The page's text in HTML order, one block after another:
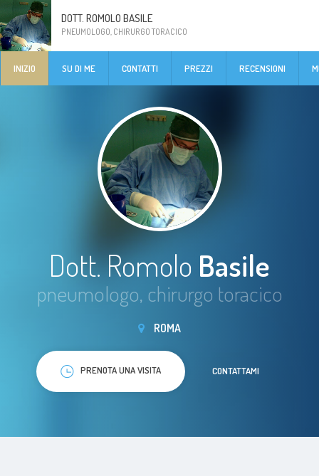
DOTT. ROMOLO BASILE
PNEUMOLOGO, CHIRURGO TORACICO
INIZIO SU DI ME CONTATTI PREZZI RECENSIONI
Dott. Romolo Basile
pneumologo, chirurgo toracico
ROMA
PRENOTA UNA VISITA CONTATTAMI